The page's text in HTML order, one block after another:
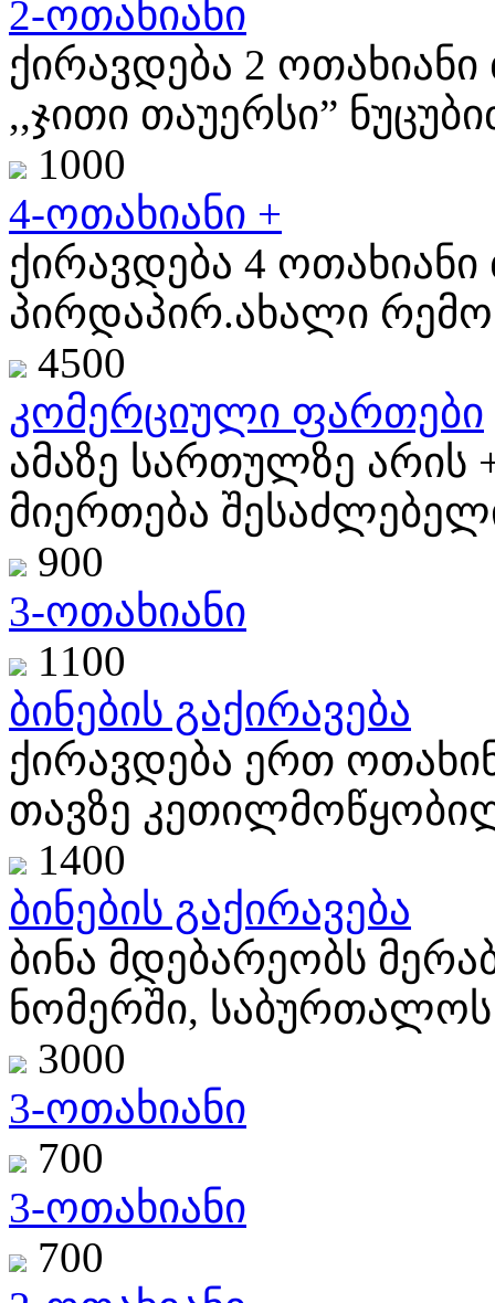
2-ოთახიანი
ქირავდება 2
,,ჯითი თაუერსი”
1000
4-ოთახიანი +
ქირავდება 4
პირდაპირ.ახალი
4500
კომერციული ფართები
ამაზე სართულზე
მიერთება
900
3-ოთახიანი
1100
ბინების გაქირავება
ქირავდება ერთ
თავზე
1400
ბინების გაქირავება
ბინა მდებარეობს
ნომერში,
3000
3-ოთახიანი
700
3-ოთახიანი
700